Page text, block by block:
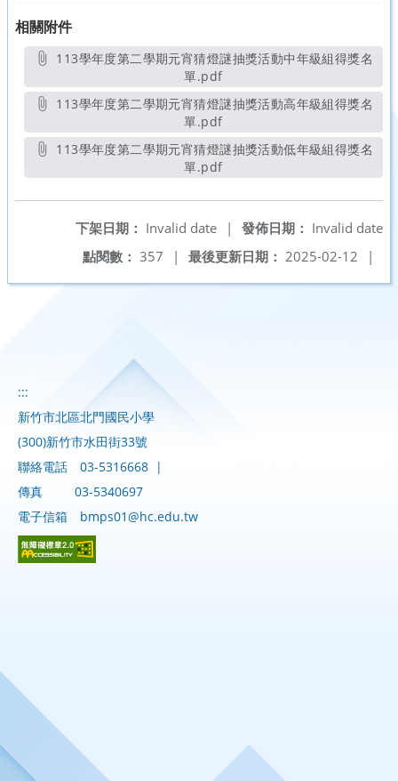
相關附件
單.pdf另開新視窗
單.pdf另開新視窗
單.pdf另開新視窗
發佈日期： Invalid date
下架日期： Invalid date
|
最後更新日期： 2025-02-12 |
點閱數： 357 |
:::
新竹市北區北門國民小學
(300)新竹市水田街33號
聯絡電話
03-5316668 |
傳真
03-5340697
電子信箱
bmps01@hc.edu.tw